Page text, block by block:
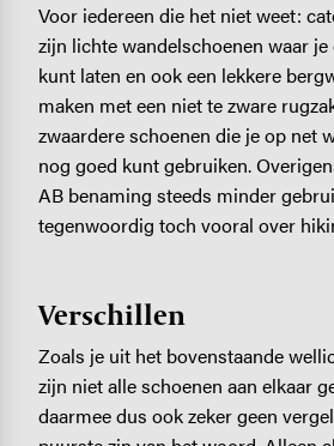
Voor iedereen die het niet weet:
zijn lichte wandelschoenen waar
kunt laten en ook een lekkere
maken met een niet te zware
zwaardere schoenen die je op net
nog goed kunt gebruiken.
AB benaming steeds minder
tegenwoordig toch vooral over
Verschillen
Zoals je uit het bovenstaande
zijn niet alle schoenen aan elkaar
daarmee dus ook zeker geen